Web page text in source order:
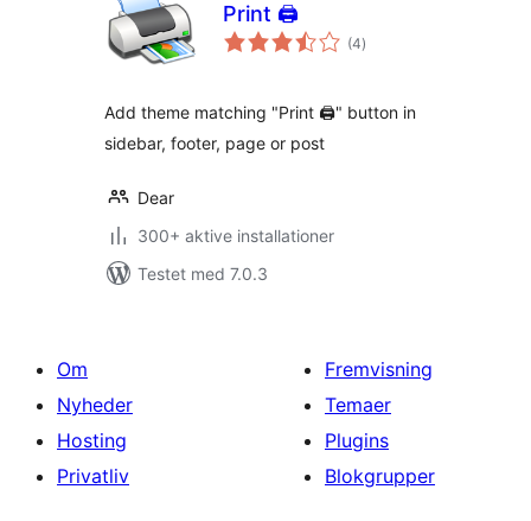
Print 🖨
(4totale
bedømmelser
)
Add theme matching "Print 🖨" button in
sidebar, footer, page or post
Dear
300+ aktive installationer
Testet med 7.0.3
Om
Nyheder
Hosting
Privatliv
Fremvisning
Temaer
Plugins
Blokgrupper